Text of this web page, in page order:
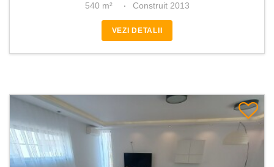
540 m²
Construit 2013
VEZI DETALII